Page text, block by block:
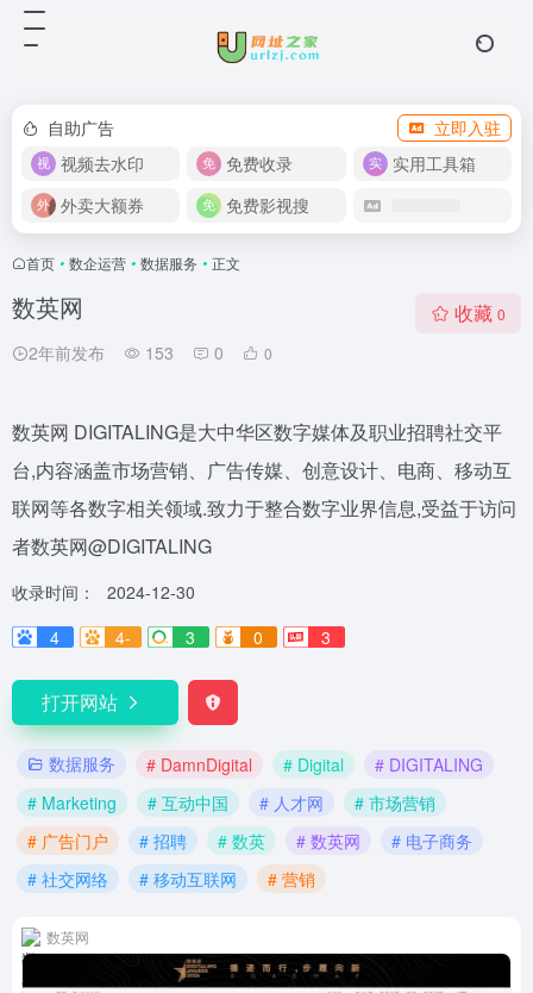
自助广告
立即入驻
视频去水印
免费收录
实用工具箱
外卖大额券
免费影视搜
首页 • 数企运营 • 数据服务 • 正文
数英网
2年前发布 153 0 0
收藏 0
数英网 DIGITALING是大中华区数字媒体及职业招聘社交平
台,内容涵盖市场营销、广告传媒、创意设计、电商、移动互
联网等各数字相关领域.致力于整合数字业界信息,受益于访问
者数英网@DIGITALING
收录时间：
2024-12-30
4
4- 3 0 3
打开网站
数据服务 # DamnDigital # Digital
# DIGITALING
# Marketing
# 互动中国 # 人才网
# 市场营销
# 广告门户
# 招聘 # 数英 # 数英网
# 电子商务
# 社交网络
# 移动互联网 # 营销
数英网